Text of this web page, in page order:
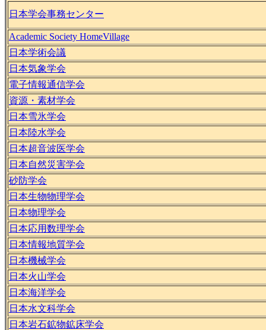
日本学会事務センター
Academic Society HomeVillage
日本学術会議
日本気象学会
電子情報通信学会
資源・素材学会
日本雪氷学会
日本陸水学会
日本超音波医学会
日本自然災害学会
砂防学会
日本生物物理学会
日本物理学会
日本応用数理学会
日本情報地質学会
日本機械学会
日本火山学会
日本海洋学会
日本水文科学会
日本岩石鉱物鉱床学会